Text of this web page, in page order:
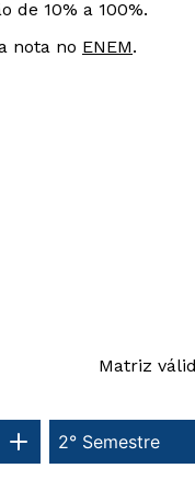
de 10% a 100%.
nota no ENEM.
Matriz
2° Semestre